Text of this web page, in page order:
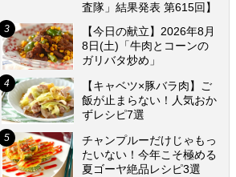
査隊」結果発表 第615回】
【今日の献立】2026年8月
8日(土)「牛肉とコーンの
ガリバタ炒め」
【キャベツ×豚バラ肉】ご
飯が止まらない！人気おか
ずレシピ7選
チャンプルーだけじゃもっ
たいない！今年こそ極める
夏ゴーヤ絶品レシピ3選